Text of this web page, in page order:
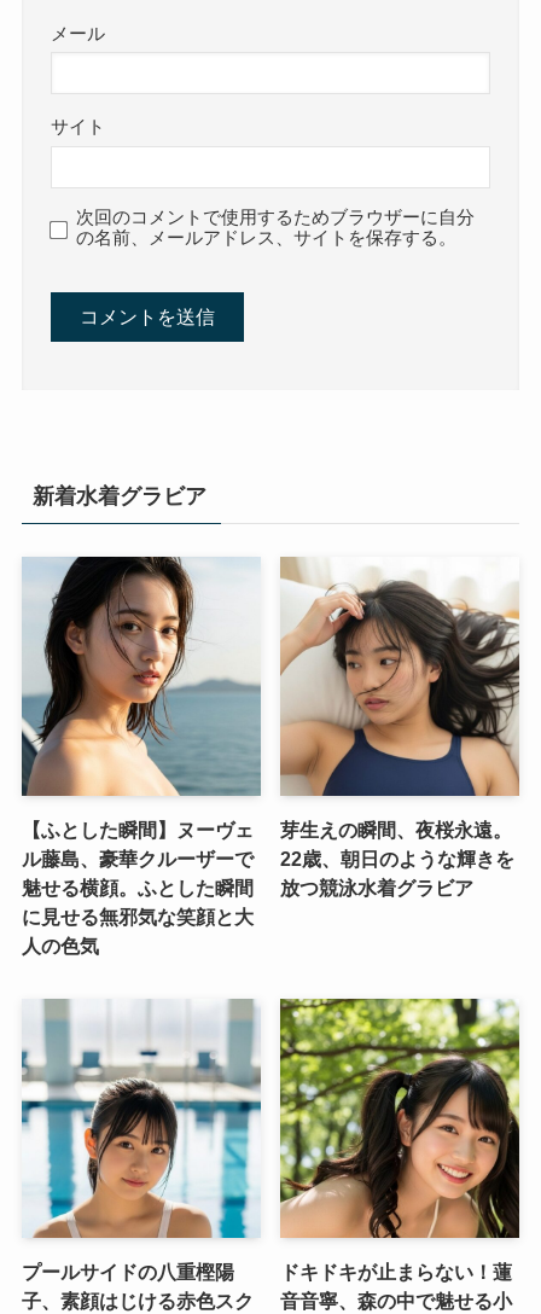
メール
サイト
次回のコメントで使用するためブラウザーに自分
の名前、メールアドレス、サイトを保存する。
新着水着グラビア
【ふとした瞬間】ヌーヴェ
ル藤島、豪華クルーザーで
魅せる横顔。ふとした瞬間
に見せる無邪気な笑顔と大
人の色気
芽生えの瞬間、夜桜永遠。
22歳、朝日のような輝きを
放つ競泳水着グラビア
プールサイドの八重樫陽
子、素顔はじける赤色スク
ドキドキが止まらない！蓮
音音寧、森の中で魅せる小